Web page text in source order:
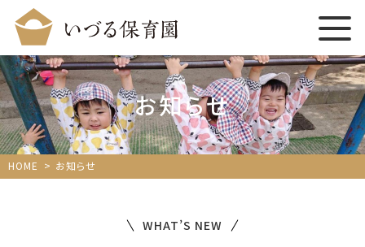
お知らせ
HOME お知らせ
WHAT’S NEW